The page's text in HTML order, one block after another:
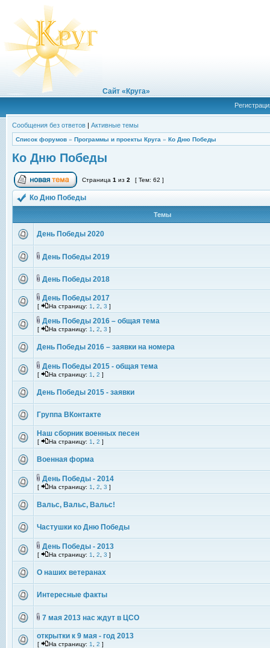
Сайт «Круга»
Сообщения без ответов | Активные темы
Список форумов » Программы и проекты Круга » Ко Дню Победы
Ко Дню Победы
Страница 1 из 2 [ Тем: 62 ]
Ко Дню Победы
Темы
День Победы 2020
День Победы 2019
День Победы 2018
День Победы 2017
[ На страницу: 1 2 3 ]
День Победы 2016 – общая тема
[ На страницу: 1 2 3 ]
День Победы 2016 – заявки на номера
День Победы 2015 - общая тема
[ На страницу: 1 2 ]
День Победы 2015 - заявки
Группа ВКонтакте
Наш сборник военных песен
[ На страницу: 1 2 ]
Военная форма
День Победы - 2014
[ На страницу: 1 2 3 ]
Вальс, Вальс, Вальс!
Частушки ко Дню Победы
День Победы - 2013
[ На страницу: 1 2 3 ]
О наших ветеранах
Интересные факты
7 мая 2013 нас ждут в ЦСО
открытки к 9 мая - год 2013
[ На страницу: 1 2 ]